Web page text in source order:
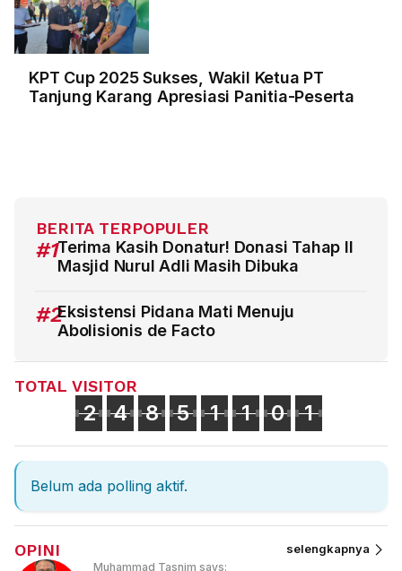
KPT Cup 2025 Sukses, Wakil Ketua PT
Tanjung Karang Apresiasi Panitia-Peserta
BERITA TERPOPULER
#1Terima Kasih Donatur! Donasi Tahap II
Masjid Nurul Adli Masih Dibuka
#2Eksistensi Pidana Mati Menuju
Abolisionis de Facto
TOTAL VISITOR
2 4 8 5 1 1 0 1
Belum ada polling aktif.
OPINI selengkapnya
Muhammad Tasnim says: